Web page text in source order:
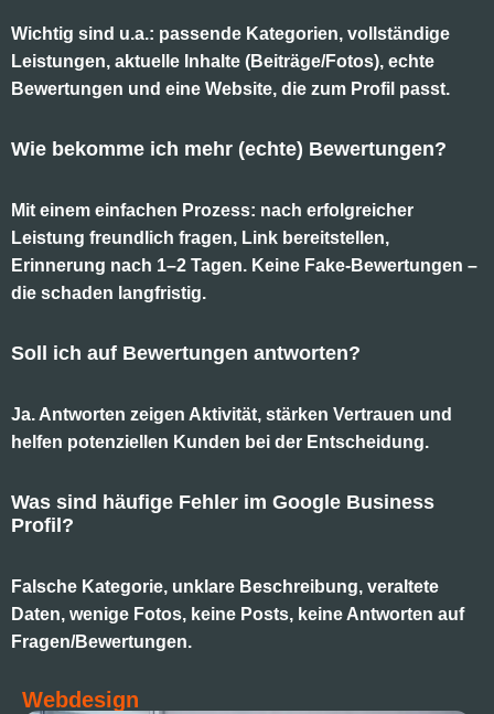
Wichtig sind u.a.: passende Kategorien, vollständige
Leistungen, aktuelle Inhalte (Beiträge/Fotos), echte
Bewertungen und eine Website, die zum Profil passt.
Wie bekomme ich mehr (echte) Bewertungen?
Mit einem einfachen Prozess: nach erfolgreicher
Leistung freundlich fragen, Link bereitstellen,
Erinnerung nach 1–2 Tagen. Keine Fake-Bewertungen –
die schaden langfristig.
Soll ich auf Bewertungen antworten?
Ja. Antworten zeigen Aktivität, stärken Vertrauen und
helfen potenziellen Kunden bei der Entscheidung.
Was sind häufige Fehler im Google Business
Profil?
Falsche Kategorie, unklare Beschreibung, veraltete
Daten, wenige Fotos, keine Posts, keine Antworten auf
Fragen/Bewertungen.
Webdesign